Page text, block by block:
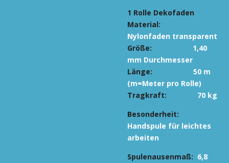
1 Rolle Dekofaden
Material:
Nylonfaden transparent
Größe: 1,40
mm Durchmesser
Länge: 50 m
(m=Meter pro Rolle)
Tragkraft: 70 kg
Besonderheit:
Handspule für leichtes
arbeiten
Spulenausenmaß: 6,8